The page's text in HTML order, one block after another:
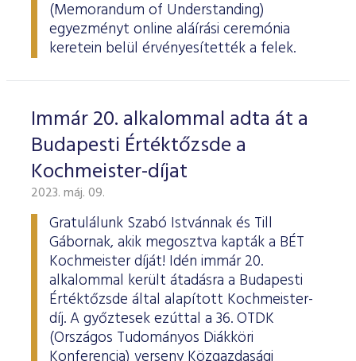
(Memorandum of Understanding)
egyezményt online aláírási ceremónia
keretein belül érvényesítették a felek.
Immár 20. alkalommal adta át a
Budapesti Értéktőzsde a
Kochmeister-díjat
2023. máj. 09.
Gratulálunk Szabó Istvánnak és Till
Gábornak, akik megosztva kapták a BÉT
Kochmeister díját! Idén immár 20.
alkalommal került átadásra a Budapesti
Értéktőzsde által alapított Kochmeister-
díj. A győztesek ezúttal a 36. OTDK
(Országos Tudományos Diákköri